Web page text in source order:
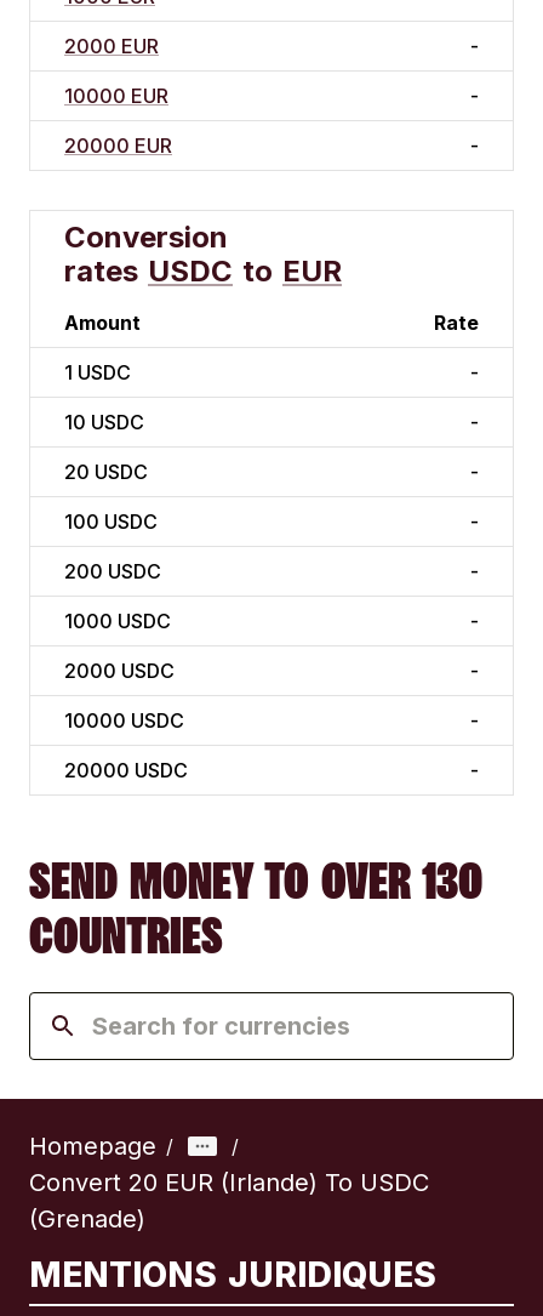
2000 EUR -
10000 EUR -
20000 EUR -
Conversion
rates USDC to EUR
Amount Rate
1 USDC -
10 USDC -
20 USDC -
100 USDC -
200 USDC -
1000 USDC -
2000 USDC -
10000 USDC -
20000 USDC -
SEND MONEY TO OVER 130
COUNTRIES
Homepage / /
Convert 20 EUR (Irlande) To USDC
(Grenade)
MENTIONS JURIDIQUES